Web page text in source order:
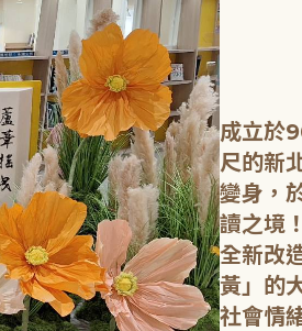
成立於
尺的新
變身，
讀之境！
全新改
黃」的
社會情